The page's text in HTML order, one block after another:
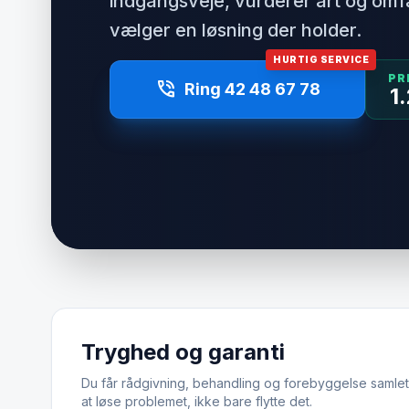
vælger en løsning der holder.
HURTIG SERVICE
phone_in_talk Ring 42 48 67 78
Tryghed og garanti
Du får rådgivning, behandling og forebyggelse
at løse problemet, ikke bare flytte det.